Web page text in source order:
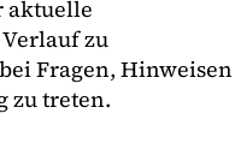
aktuelle
zu
Fragen, Hinweisen
zu treten.